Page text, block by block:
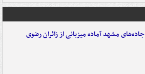
جاده‌های مشهد آماده میزبانی از زائران رضوی